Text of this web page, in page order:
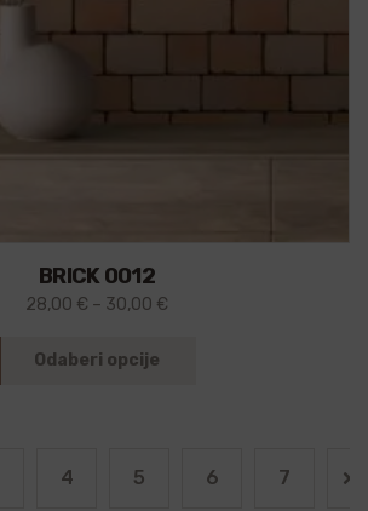
BRICK 0012
28,00 € – 30,00 €
Odaberi opcije
4 5 6 7